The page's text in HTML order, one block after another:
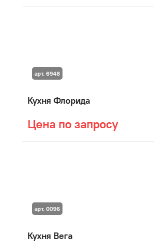
Кухня Флорида
Цена по запросу
арт. 6948
Кухня Вега
арт. 0096